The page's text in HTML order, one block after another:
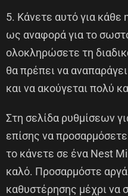
5. Κάνετε αυτό για κάθε
ως αναφορά για το
ολοκληρώσετε τη
θα πρέπει να
και να ακούγεται πολύ
Στη σελίδα ρυθμίσεων
επίσης να
το κάνετε σε ένα Nest
καλό. Προσαρμόστε αργά
καθυστέρησης μέχρι να